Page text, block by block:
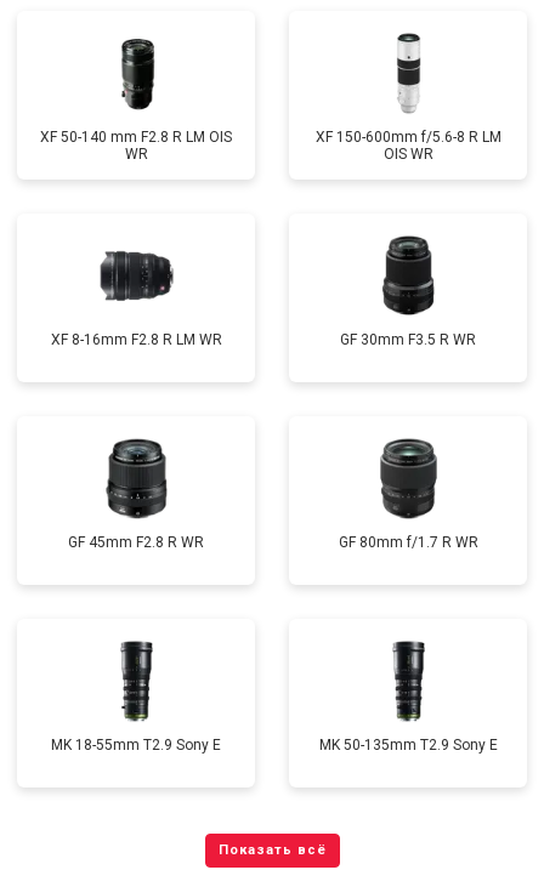
XF 50-140 mm F2.8 R LM OIS
WR
XF 150-600mm f/5.6-8 R LM
OIS WR
XF 8-16mm F2.8 R LM WR GF 30mm F3.5 R WR
GF 45mm F2.8 R WR GF 80mm f/1.7 R WR
MK 18-55mm T2.9 Sony E MK 50-135mm T2.9 Sony E